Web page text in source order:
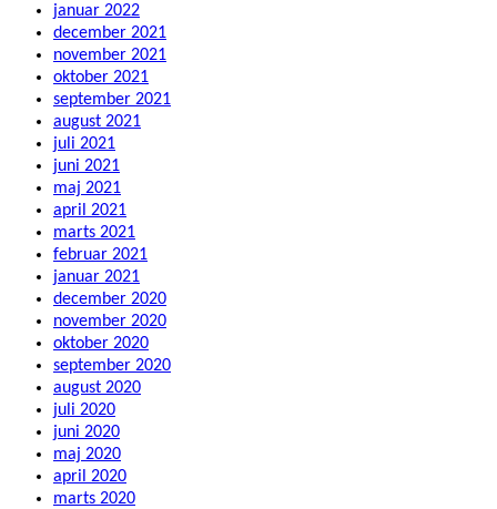
januar 2022
december 2021
november 2021
oktober 2021
september 2021
august 2021
juli 2021
juni 2021
maj 2021
april 2021
marts 2021
februar 2021
januar 2021
december 2020
november 2020
oktober 2020
september 2020
august 2020
juli 2020
juni 2020
maj 2020
april 2020
marts 2020